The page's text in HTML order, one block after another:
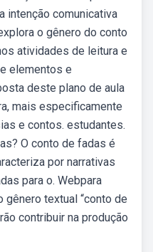
intenção comunicativa
o gênero do conto
atividades de leitura e
elementos e
deste plano de aula
mais especificamente
e contos. estudantes.
O conto de fadas é
por narrativas
para o. Webpara
gênero textual “conto de
contribuir na produção